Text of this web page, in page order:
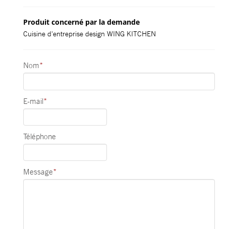
Produit concerné par la demande
Cuisine d'entreprise design WING KITCHEN
Nom*
E-mail*
Téléphone
Message*